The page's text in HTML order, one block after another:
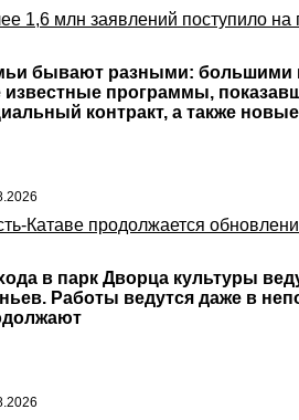
1,6 млн заявлений поступило
бывают разными: большими
известные программы,
контракт, а также
Катаве продолжается
в парк Дворца культуры
Работы ведутся даже в